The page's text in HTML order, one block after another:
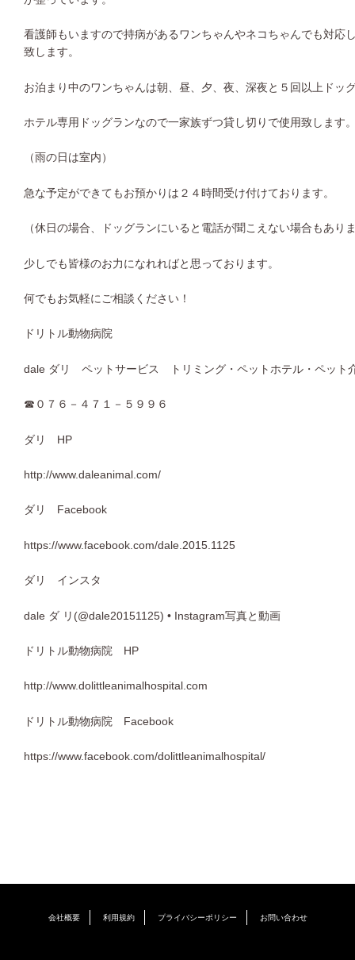
看護師もいますので持病があるワンちゃんやネコちゃんでも対応
致します。
お泊まり中のワンちゃんは朝、昼、夕、夜、深夜と５回以上ドッ
ホテル専用ドッグランなので一家族ずつ貸し切りで使用致します
（雨の日は室内）
急な予定ができてもお預かりは２４時間受け付けております。
（休日の場合、ドッグランにいると電話が聞こえない場合もあり
少しでも皆様のお力になれればと思っております。
何でもお気軽にご相談ください！
ドリトル動物病院
dale ダリ ペットサービス トリミング・ペットホテル・ペット
☎ ０７６－４７１－５９９６
ダリ HP
http://www.daleanimal.com/
ダリ Facebook
https://www.facebook.com/dale.2015.1125
ダリ インスタ
dale ダ リ (@dale20151125) • Instagram写真と動画
ドリトル動物病院 HP
http://www.dolittleanimalhospital.com
ドリトル動物病院 Facebook
https://www.facebook.com/dolittleanimalhospital/
会社概要 利用規約 プライバシーポリシー お問い合わせ